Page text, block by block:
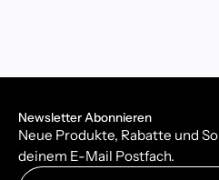
Newsletter Abonnieren
Neue Produkte, Rabatte und
deinem E-Mail Postfach.